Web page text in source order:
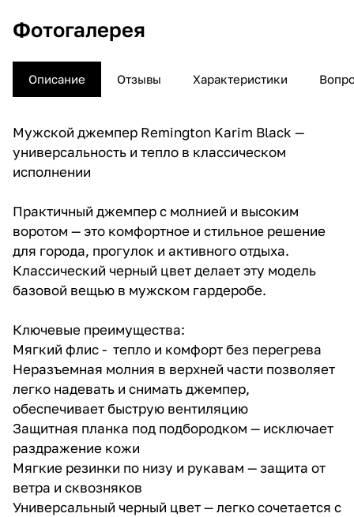
Фотогалерея
Описание Отзывы Характеристики
Мужской джемпер Remington Karim Black —
универсальность и тепло в классическом
исполнении
Практичный джемпер с молнией и высоким
воротом — это комфортное и стильное решение
для города, прогулок и активного отдыха.
Классический черный цвет делает эту модель
базовой вещью в мужском гардеробе.
Ключевые преимущества:
Мягкий флис - тепло и комфорт без перегрева
Неразъемная молния в верхней части позволяет
легко надевать и снимать джемпер,
обеспечивает быструю вентиляцию
Защитная планка под подбородком — исключает
раздражение кожи
Мягкие резинки по низу и рукавам — защита от
ветра и сквозняков
Универсальный черный цвет — легко сочетается с